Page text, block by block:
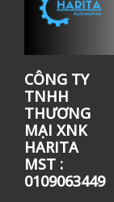
CÔNG TY
TNHH
THƯƠNG
MẠI XNK
HARITA
MST :
0109063449